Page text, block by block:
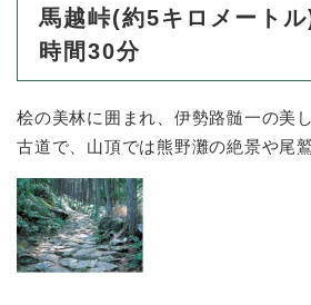
馬越峠(約5キロメート
時間30分
桧の美林に囲まれ、伊勢路髄一の美
古道で、山頂では熊野灘の絶景や尾